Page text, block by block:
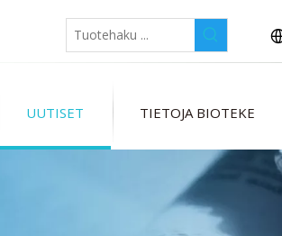
UUTISET TIETOJA BIOTEKE